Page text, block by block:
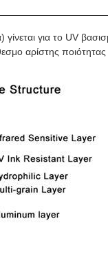
για το UV
αρίστης